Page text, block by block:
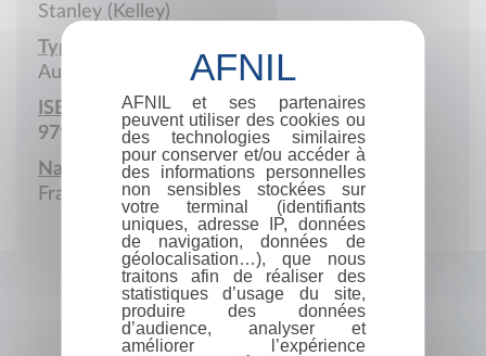
Stanley (Kelley)
Type de société :
Auto-édition
ISBN :
979-10-979587
Nationalité :
France
AFNIL et ses partenaires
peuvent utiliser des cookies ou
des technologies similaires
pour conserver et/ou accéder à
des informations personnelles
non sensibles stockées sur
votre terminal (identifiants
uniques, adresse IP, données
de navigation, données de
géolocalisation…), que nous
traitons afin de réaliser des
statistiques d’usage du site,
produire des données
d’audience, analyser et
améliorer l’expérience